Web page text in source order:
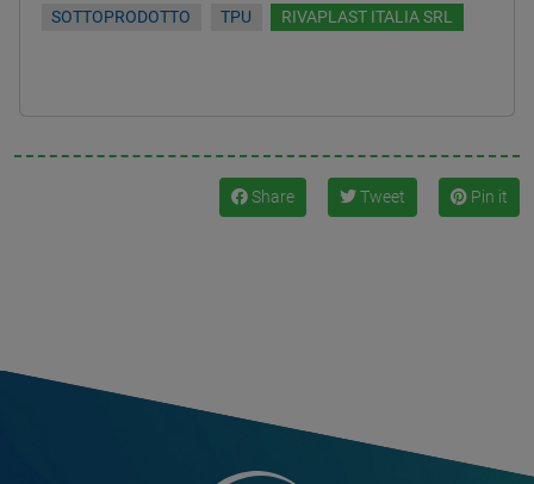
SOTTOPRODOTTO
TPU RIVAPLAST ITALIA SRL
Share Tweet Pin it